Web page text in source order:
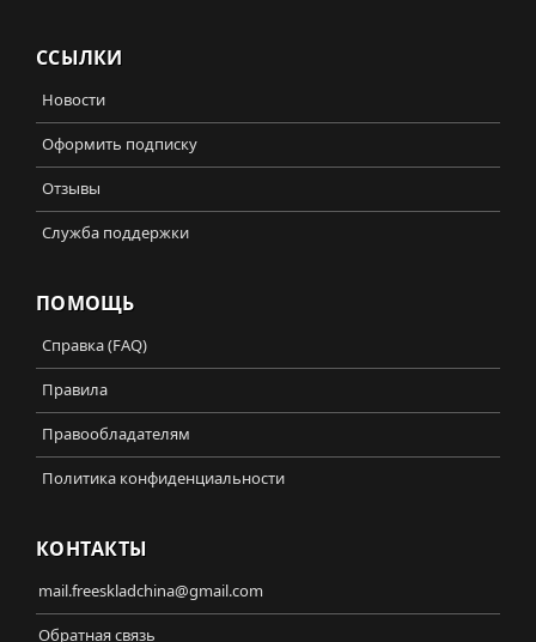
ССЫЛКИ
Новости
Оформить подписку
Отзывы
Служба поддержки
ПОМОЩЬ
Справка (FAQ)
Правила
Правообладателям
Политика конфиденциальности
КОНТАКТЫ
mail.freeskladchina@gmail.com
Обратная связь